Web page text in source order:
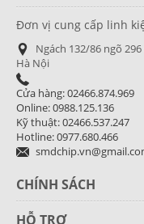
Đơn vị cung cấp linh
Ngách 132/86 ngõ
Hà Nội
Cửa hàng: 02466.874.969
Online: 0988.125.136
Kỹ thuật: 02466.537.247
Hotline: 0977.680.466
CHÍNH SÁCH
HỖ TRỢ